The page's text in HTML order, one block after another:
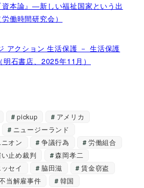
資本論』―新しい福祉国家という出
働時間研究会）
アクション 生活保護 － 生活保護
石書店、2025年11月）
pickup
アメリカ
ニュージーランド
オン
争議行為
労働組合
止め裁判
森岡孝二
セイ
脇田滋
賃金窃盗
当解雇事件 韓国